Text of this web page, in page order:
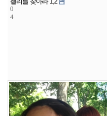
0
4